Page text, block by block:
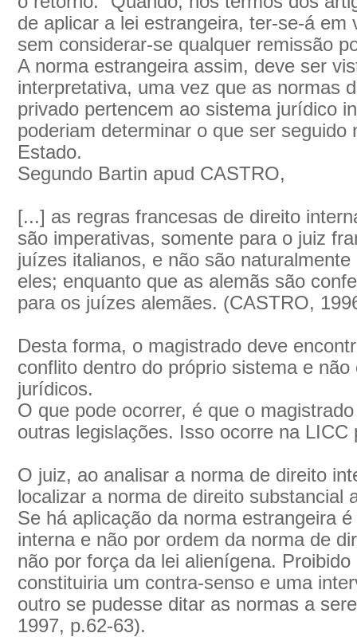
de aplicar a lei estrangeira, ter-se-á em
sem considerar-se qualquer remissão
A norma estrangeira assim, deve ser
interpretativa, uma vez que as normas
privado pertencem ao sistema jurídico
poderiam determinar o que ser seguido
Estado.
Segundo Bartin apud CASTRO,
[...] as regras francesas de direito
são imperativas, somente para o juiz
juízes italianos, e não são
eles; enquanto que as alemãs são
para os juízes alemães. (CASTRO,
Desta forma, o magistrado deve
conflito dentro do próprio sistema e
jurídicos.
O que pode ocorrer, é que o
outras legislações. Isso ocorre na LICC
O juiz, ao analisar a norma de direito
localizar a norma de direito substancial
Se há aplicação da norma estrangeira
interna e não por ordem da norma de
não por força da lei alienígena.
constituiria um contra-senso e uma
outro se pudesse ditar as normas a
1997, p.62-63).